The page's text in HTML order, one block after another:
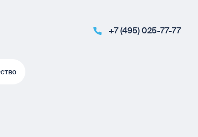
+7 (495) 025-77-77